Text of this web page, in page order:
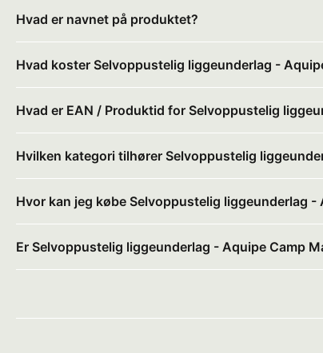
Hvad er navnet på produktet?
Hvad koster Selvoppustelig liggeunderlag -
Hvad er EAN / Produktid for Selvoppustelig
Hvilken kategori tilhører Selvoppustelig
Hvor kan jeg købe Selvoppustelig liggeunderlag -
Er Selvoppustelig liggeunderlag - Aquipe Camp